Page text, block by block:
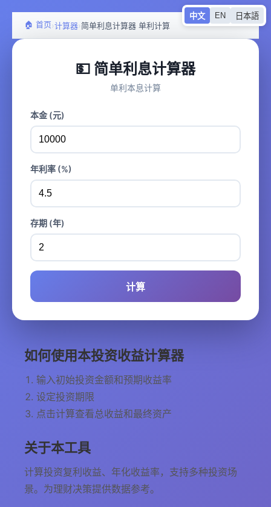
🏠 首页›计算器›简单利息计算器 单利计算
中文 EN 日本語
💵 简单利息计算器
单利本息计算
本金 (元)
年利率 (%)
存期 (年)
计算
如何使用本投资收益计算器
输入初始投资金额和预期收益率
设定投资期限
点击计算查看总收益和最终资产
关于本工具
计算投资复利收益、年化收益率，支持多种投资场
景。为理财决策提供数据参考。